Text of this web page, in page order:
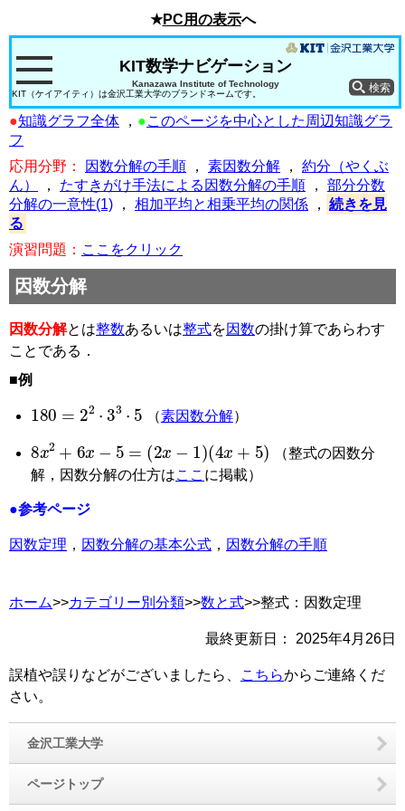
★PC用の表示へ
Kanazawa Institute of Technology
KIT数学ナビゲーション
KIT（ケイアイティ）は金沢工業大学のブランドネームです。
●知識グラフ全体 ， ●このページを中心とした周辺知識グラ
フ
応用分野：
因数分解の手順 ， 素因数分解 ， 約分（やくぶ
ん）
， たすきがけ手法による因数分解の手順 ， 部分分数
分解の一意性(1) ， 相加平均と相乗平均の関係 ， 続きを見
る
演習問題： ここをクリック
因数分解
因数分解とは整数あるいは整式を因数の掛け算であらわす
ことである．
■例
180 2· 3·
（素因数分解）
8 x2 6x x− x+ 5
（整式の因数分
解，因数分解の仕方はここ に掲載）
●参考ページ
因数定理 ， 因数分解の基本公式 ， 因数分解の手順
ホーム>>カテゴリー別分類>>数と式>>整式：因数定理
最終更新日： 2025年4月26日
誤植や誤りなどがございましたら、 こちらからご連絡くだ
さい。
金沢工業大学
ページトップ